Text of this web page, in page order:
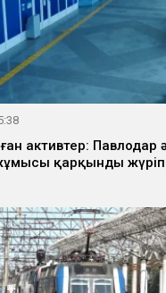
активтер: Павлодар
қарқынды